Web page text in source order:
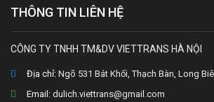
THÔNG TIN LIÊN HỆ
CÔNG TY TNHH TM&DV VIETTRANS HÀ NỘI
Địa chỉ: Ngõ 531 Bát Khối, Thạch Bàn, Long
Email: dulich.viettrans@gmail.com